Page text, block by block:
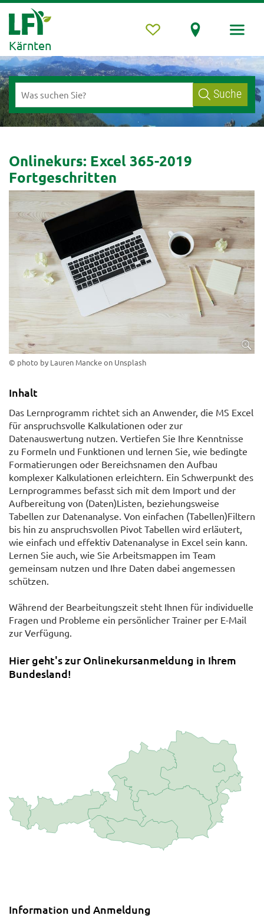
Kärnten
Suche
Onlinekurs: Excel 365-2019
Fortgeschritten
© photo by Lauren Mancke on Unsplash
Inhalt
Das Lernprogramm richtet sich an Anwender, die MS Excel
für anspruchsvolle Kalkulationen oder zur
Datenauswertung nutzen. Vertiefen Sie Ihre Kenntnisse
zu Formeln und Funktionen und lernen Sie, wie bedingte
Formatierungen oder Bereichsnamen den Aufbau
komplexer Kalkulationen erleichtern. Ein Schwerpunkt des
Lernprogrammes befasst sich mit dem Import und der
Aufbereitung von (Daten)Listen, beziehungsweise
Tabellen zur Datenanalyse. Von einfachen (Tabellen)Filtern
bis hin zu anspruchsvollen Pivot Tabellen wird erläutert,
wie einfach und effektiv Datenanalyse in Excel sein kann.
Lernen Sie auch, wie Sie Arbeitsmappen im Team
gemeinsam nutzen und Ihre Daten dabei angemessen
schützen.
Während der Bearbeitungszeit steht Ihnen für individuelle
Fragen und Probleme ein persönlicher Trainer per E-Mail
zur Verfügung.
Hier geht's zur Onlinekursanmeldung in Ihrem
Bundesland!
Information und Anmeldung